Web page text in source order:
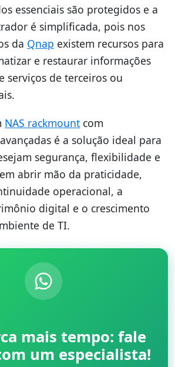
essenciais são protegidos e a
é simplificada, pois nos
da Qnap existem recursos para
e restaurar informações
serviços de terceiros ou
NAS rackmount com
é a solução ideal para
segurança, flexibilidade e
abrir mão da praticidade,
operacional, a
digital e o crescimento
de TI.
mais tempo: fale
um especialista!